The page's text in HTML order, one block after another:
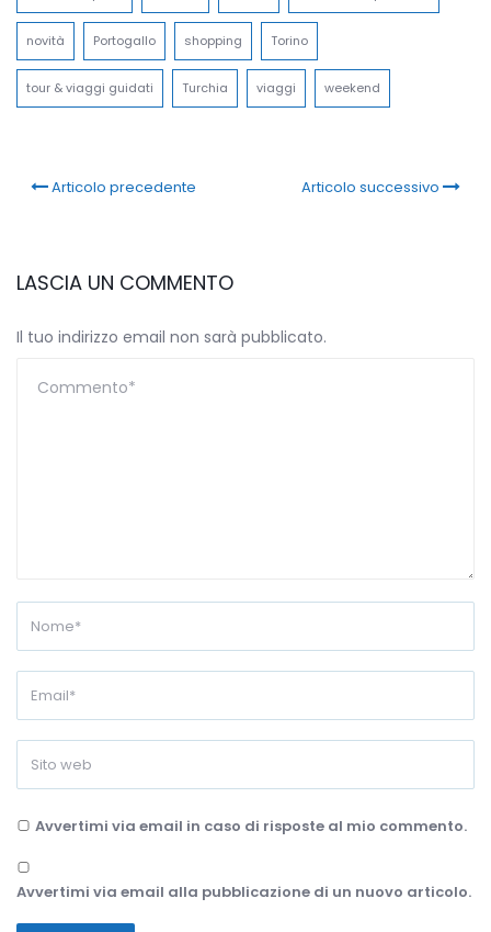
novità Portogallo shopping Torino
tour & viaggi guidati Turchia viaggi weekend
Articolo precedente Articolo successivo
LASCIA UN COMMENTO
Il tuo indirizzo email non sarà pubblicato.
Avvertimi via email in caso di risposte al mio commento.
Avvertimi via email alla pubblicazione di un nuovo articolo.